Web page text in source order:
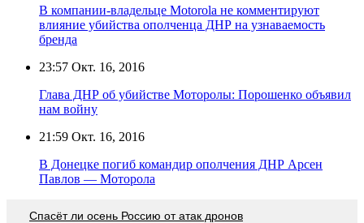
В компании-владельце Motorola не комментируют
влияние убийства ополченца ДНР на узнаваемость
бренда
23:57 Окт. 16, 2016
Глава ДНР об убийстве Моторолы: Порошенко объявил
нам войну
21:59 Окт. 16, 2016
В Донецке погиб командир ополчения ДНР Арсен
Павлов — Моторола
Спасёт ли осень Россию от атак дронов